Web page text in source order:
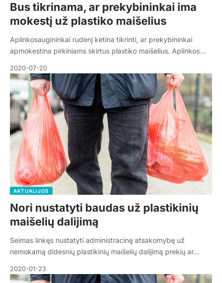
Bus tikrinama, ar prekybininkai ima
mokestį už plastiko maišelius
Aplinkosaugininkai rudenį ketina tikrinti, ar prekybininkai
apmokestina pirkiniams skirtus plastiko maišelius. Aplinkos…
2020-07-20
AKTUALIJOS
Nori nustatyti baudas už plastikinių
maišelių dalijimą
Seimas linkęs nustatyti administracinę atsakomybę už
nemokamą didesnių plastikinių maišelių dalijimą prekių ar…
2020-01-23